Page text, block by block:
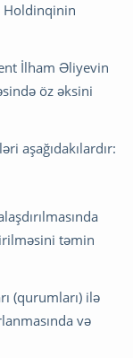
Holdinqinin
İlham Əliyevin
öz əksini
aşağıdakılardır:
təmin
(qurumları) ilə
və